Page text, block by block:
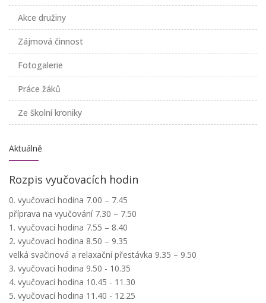
Akce družiny
Zájmová činnost
Fotogalerie
Práce žáků
Ze školní kroniky
Aktuálně
Rozpis vyučovacích hodin
0. vyučovací hodina 7.00 – 7.45
příprava na vyučování 7.30 – 7.50
1. vyučovací hodina 7.55 – 8.40
2. vyučovací hodina 8.50 – 9.35
velká svačinová a relaxační přestávka 9.35 – 9.50
3. vyučovací hodina 9.50 - 10.35
4. vyučovací hodina 10.45 - 11.30
5. vyučovací hodina 11.40 - 12.25